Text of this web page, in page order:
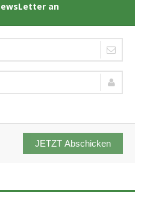
an
JETZT Abschicken